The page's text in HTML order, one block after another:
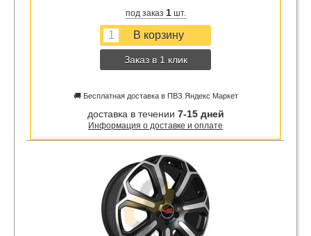
под заказ 1шт.
Заказ в 1 клик
🚚 Бесплатная доставка в ПВЗ Яндекс Маркет
доставка в течении 7-15 дней
Информация о доставке и оплате